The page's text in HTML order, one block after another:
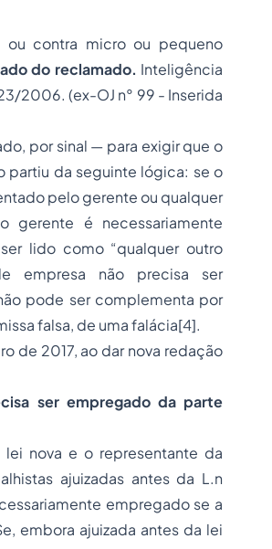
contra micro ou pequeno
do reclamado. Inteligência
2006. (ex-OJ n° 99 - Inserida
por sinal — para exigir que o
partiu da seguinte lógica: se o
pelo gerente ou qualquer
é necessariamente
lido como “qualquer outro
empresa não precisa ser
pode ser complementa por
falsa, de uma falácia[4].
de 2017, ao dar nova redação
ser empregado da parte
lei nova e o representante da
ajuizadas antes da L.n
empregado se a
embora ajuizada antes da lei